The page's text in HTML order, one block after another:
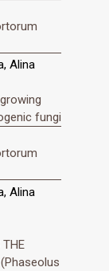
Alina
fungi
Alina
THE
(Phaseolus